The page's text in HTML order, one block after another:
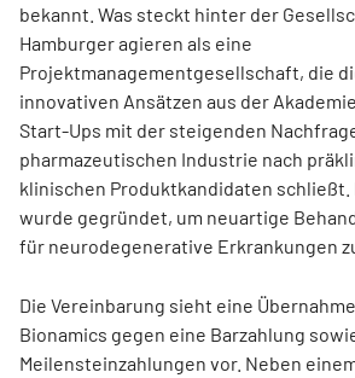
bekannt. Was steckt hinter der
Hamburger agieren als eine
Projektmanagementgesellschaft, die
innovativen Ansätzen aus der
Start-Ups mit der steigenden
pharmazeutischen Industrie nach
klinischen Produktkandidaten schließt.
wurde gegründet, um neuartige
für neurodegenerative Erkrankungen
Die Vereinbarung sieht eine
Bionamics gegen eine Barzahlung
Meilensteinzahlungen vor. Neben